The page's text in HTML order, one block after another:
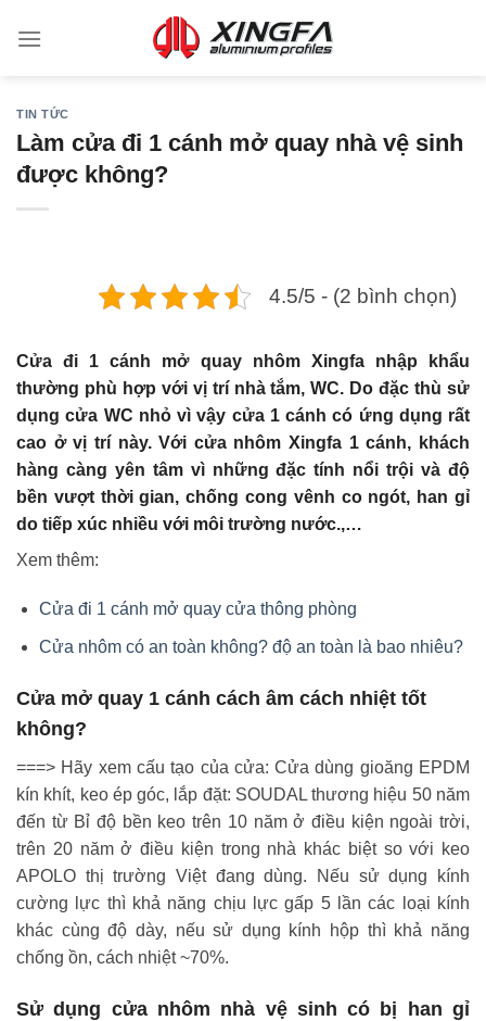
TIN TỨC
Làm cửa đi 1 cánh mở quay nhà vệ sinh
được không?
4.5/5 - (2 bình chọn)
Cửa đi 1 cánh mở quay nhôm Xingfa nhập khẩu
thường phù hợp với vị trí nhà tắm, WC. Do đặc thù sử
dụng cửa WC nhỏ vì vậy cửa 1 cánh có ứng dụng rất
cao ở vị trí này. Với cửa nhôm Xingfa 1 cánh, khách
hàng càng yên tâm vì những đặc tính nổi trội và độ
bền vượt thời gian, chống cong vênh co ngót, han gỉ
do tiếp xúc nhiều với môi trường nước.,…
Xem thêm:
Cửa đi 1 cánh mở quay cửa thông phòng
Cửa nhôm có an toàn không? độ an toàn là bao nhiêu?
Cửa mở quay 1 cánh cách âm cách nhiệt tốt
không?
===> Hãy xem cấu tạo của cửa: Cửa dùng gioăng EPDM
kín khít, keo ép góc, lắp đặt: SOUDAL thương hiệu 50 năm
đến từ Bỉ độ bền keo trên 10 năm ở điều kiện ngoài trời,
trên 20 năm ở điều kiện trong nhà khác biệt so với keo
APOLO thị trường Việt đang dùng. Nếu sử dụng kính
cường lực thì khả năng chịu lực gấp 5 lần các loại kính
khác cùng độ dày, nếu sử dụng kính hộp thì khả năng
chống ồn, cách nhiệt ~70%.
Sử dụng cửa nhôm nhà vệ sinh có bị han gỉ